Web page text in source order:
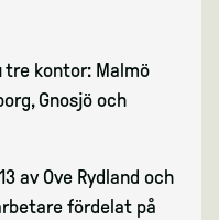
tre kontor: Malmö
Gnosjö och
av Ove Rydland och
fördelat på